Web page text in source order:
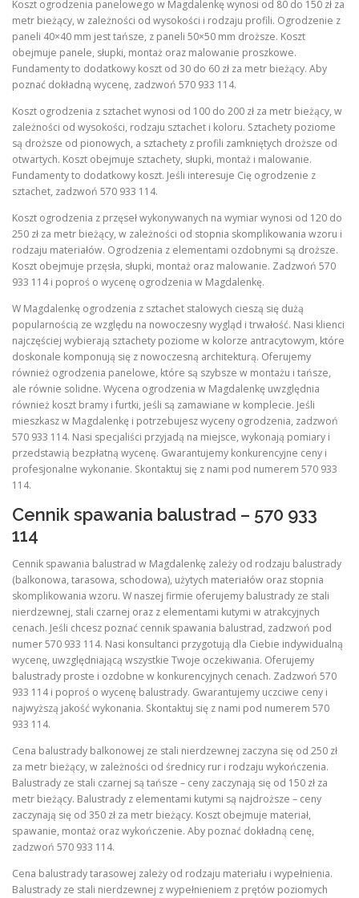
Koszt ogrodzenia panelowego w Magdalenkę wynosi od 80 do 150 zł za
metr bieżący, w zależności od wysokości i rodzaju profili. Ogrodzenie z
paneli 40×40 mm jest tańsze, z paneli 50×50 mm droższe. Koszt
obejmuje panele, słupki, montaż oraz malowanie proszkowe.
Fundamenty to dodatkowy koszt od 30 do 60 zł za metr bieżący. Aby
poznać dokładną wycenę, zadzwoń 570 933 114.
Koszt ogrodzenia z sztachet wynosi od 100 do 200 zł za metr bieżący, w
zależności od wysokości, rodzaju sztachet i koloru. Sztachety poziome
są droższe od pionowych, a sztachety z profili zamkniętych droższe od
otwartych. Koszt obejmuje sztachety, słupki, montaż i malowanie.
Fundamenty to dodatkowy koszt. Jeśli interesuje Cię ogrodzenie z
sztachet, zadzwoń 570 933 114.
Koszt ogrodzenia z przęseł wykonywanych na wymiar wynosi od 120 do
250 zł za metr bieżący, w zależności od stopnia skomplikowania wzoru i
rodzaju materiałów. Ogrodzenia z elementami ozdobnymi są droższe.
Koszt obejmuje przęsła, słupki, montaż oraz malowanie. Zadzwoń 570
933 114 i poproś o wycenę ogrodzenia w Magdalenkę.
W Magdalenkę ogrodzenia z sztachet stalowych cieszą się dużą
popularnością ze względu na nowoczesny wygląd i trwałość. Nasi klienci
najczęściej wybierają sztachety poziome w kolorze antracytowym, które
doskonale komponują się z nowoczesną architekturą. Oferujemy
również ogrodzenia panelowe, które są szybsze w montażu i tańsze,
ale równie solidne. Wycena ogrodzenia w Magdalenkę uwzględnia
również koszt bramy i furtki, jeśli są zamawiane w komplecie. Jeśli
mieszkasz w Magdalenkę i potrzebujesz wyceny ogrodzenia, zadzwoń
570 933 114. Nasi specjaliści przyjadą na miejsce, wykonają pomiary i
przedstawią bezpłatną wycenę. Gwarantujemy konkurencyjne ceny i
profesjonalne wykonanie. Skontaktuj się z nami pod numerem 570 933
114.
Cennik spawania balustrad – 570 933
114
Cennik spawania balustrad w Magdalenkę zależy od rodzaju balustrady
(balkonowa, tarasowa, schodowa), użytych materiałów oraz stopnia
skomplikowania wzoru. W naszej firmie oferujemy balustrady ze stali
nierdzewnej, stali czarnej oraz z elementami kutymi w atrakcyjnych
cenach. Jeśli chcesz poznać cennik spawania balustrad, zadzwoń pod
numer 570 933 114. Nasi konsultanci przygotują dla Ciebie indywidualną
wycenę, uwzględniającą wszystkie Twoje oczekiwania. Oferujemy
balustrady proste i ozdobne w konkurencyjnych cenach. Zadzwoń 570
933 114 i poproś o wycenę balustrady. Gwarantujemy uczciwe ceny i
najwyższą jakość wykonania. Skontaktuj się z nami pod numerem 570
933 114.
Cena balustrady balkonowej ze stali nierdzewnej zaczyna się od 250 zł
za metr bieżący, w zależności od średnicy rur i rodzaju wykończenia.
Balustrady ze stali czarnej są tańsze – ceny zaczynają się od 150 zł za
metr bieżący. Balustrady z elementami kutymi są najdroższe – ceny
zaczynają się od 350 zł za metr bieżący. Koszt obejmuje materiał,
spawanie, montaż oraz wykończenie. Aby poznać dokładną cenę,
zadzwoń 570 933 114.
Cena balustrady tarasowej zależy od rodzaju materiału i wypełnienia.
Balustrady ze stali nierdzewnej z wypełnieniem z prętów poziomych